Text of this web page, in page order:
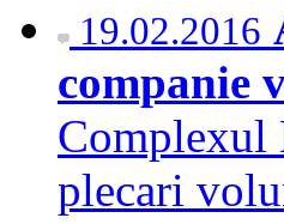
19.02.2016
companie
Complexul
plecari